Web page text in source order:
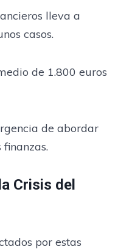
lleva a
casos.
de 1.800 euros
de abordar
Crisis del
por estas